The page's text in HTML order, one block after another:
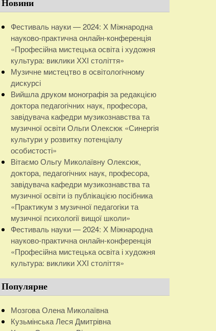
Новини
Фестиваль науки — 2024: Х Міжнародна
науково-практична онлайн-конференція
«Професійна мистецька освіта і художня
культура: виклики ХХІ століття»
Музичне мистецтво в освітологічному
дискурсі
Вийшла друком монографія за редакцією
доктора педагогічних наук, професора,
завідувача кафедри музикознавства та
музичної освіти Ольги Олексюк «Синергія
культури у розвитку потенціалу
особистості»
Вітаємо Ольгу Миколаївну Олексюк,
доктора, педагогічних наук, професора,
завідувача кафедри музикознавства та
музичної освіти із публікацією посібника
«Практикум з музичної педагогіки та
музичної психології вищої школи»
Фестиваль науки — 2024: Х Міжнародна
науково-практична онлайн-конференція
«Професійна мистецька освіта і художня
культура: виклики ХХІ століття»
Популярне
Мозгова Олена Миколаївна
Кузьмінська Леся Дмитрівна